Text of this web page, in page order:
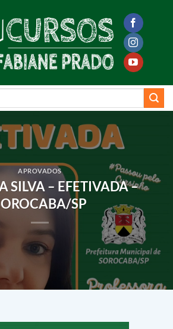
APROVADOS
SILVA – EFETIVADA –
SP